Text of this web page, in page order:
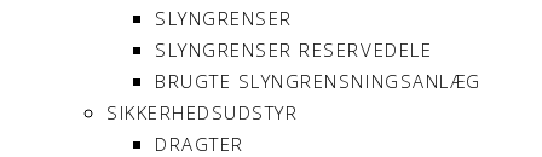
SLYNGRENSER
SLYNGRENSER RESERVEDELE
BRUGTE SLYNGRENSNINGSANLÆG
SIKKERHEDSUDSTYR
DRAGTER